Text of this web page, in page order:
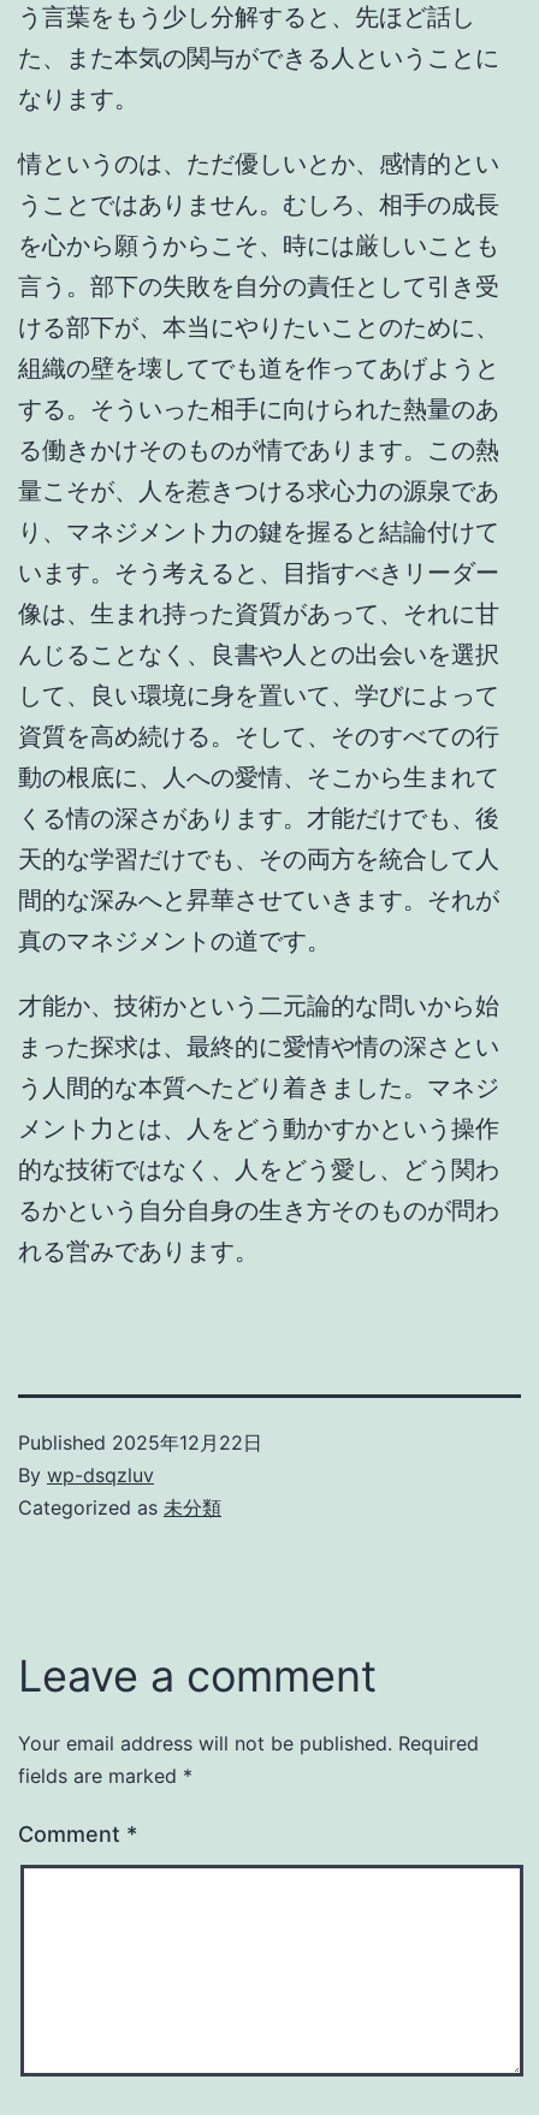
う言葉をもう少し分解すると、先ほど話し
た、また本気の関与ができる人ということに
なります。
情というのは、ただ優しいとか、感情的とい
うことではありません。むしろ、相手の成長
を心から願うからこそ、時には厳しいことも
言う。部下の失敗を自分の責任として引き受
ける部下が、本当にやりたいことのために、
組織の壁を壊してでも道を作ってあげようと
する。そういった相手に向けられた熱量のあ
る働きかけそのものが情であります。この熱
量こそが、人を惹きつける求心力の源泉であ
り、マネジメント力の鍵を握ると結論付けて
います。そう考えると、目指すべきリーダー
像は、生まれ持った資質があって、それに甘
んじることなく、良書や人との出会いを選択
して、良い環境に身を置いて、学びによって
資質を高め続ける。そして、そのすべての行
動の根底に、人への愛情、そこから生まれて
くる情の深さがあります。才能だけでも、後
天的な学習だけでも、その両方を統合して人
間的な深みへと昇華させていきます。それが
真のマネジメントの道です。
才能か、技術かという二元論的な問いから始
まった探求は、最終的に愛情や情の深さとい
う人間的な本質へたどり着きました。マネジ
メント力とは、人をどう動かすかという操作
的な技術ではなく、人をどう愛し、どう関わ
るかという自分自身の生き方そのものが問わ
れる営みであります。
Published 2025年12月22日
By wp-dsqzluv
Categorized as 未分類
Leave a comment
Your email address will not be published. Required
fields are marked *
Comment *